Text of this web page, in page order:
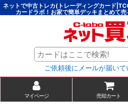
ネットで中古トレカ(トレーディングカード
カードラボ！お家で簡単デッキまとめて
ご依頼後にメールが届い
マイページ 売却カート